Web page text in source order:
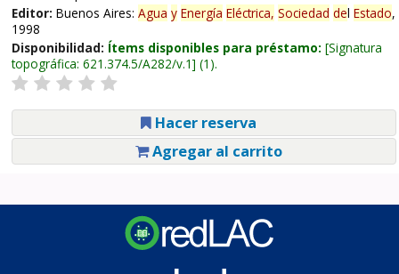
Editor: Buenos Aires: Agua y Energía Eléctrica, Sociedad del Estado,
1998
Disponibilidad: Ítems disponibles para préstamo: Signatura
topográfica: 621.374.5/A282/v.1 (1).
Hacer reserva
Agregar al carrito